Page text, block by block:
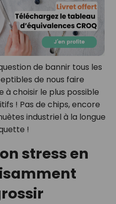
de bannir tous les
de nous faire
à choisir le plus possible
! Pas de chips, encore
industriel à la longue
!
stress en